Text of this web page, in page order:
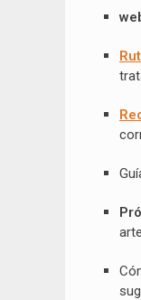
w
R